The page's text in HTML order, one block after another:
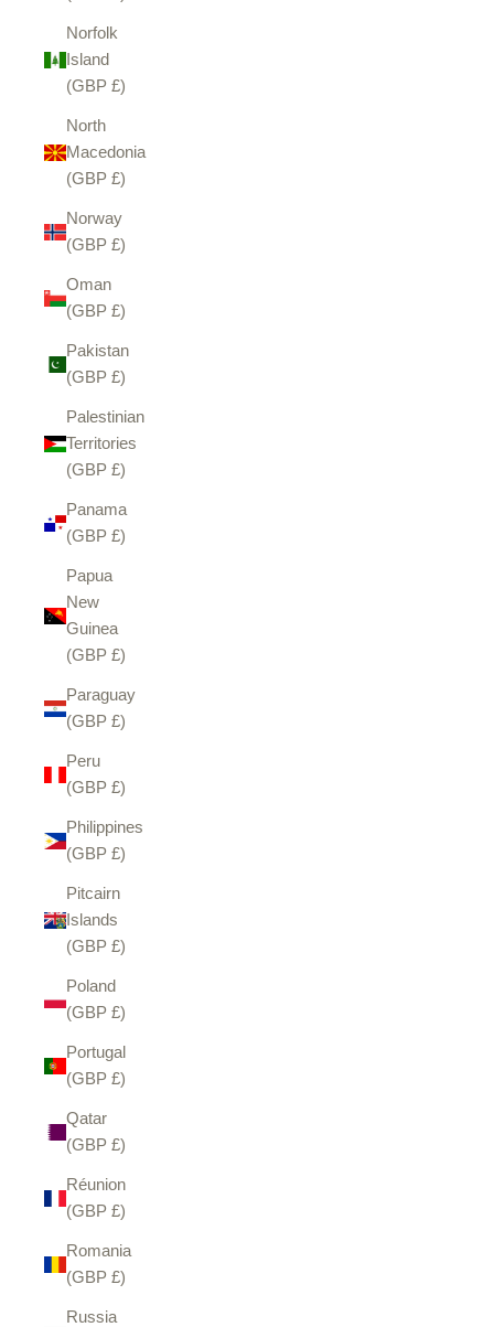
Norfolk
Island
(GBP £)
North
Macedonia
(GBP £)
Norway
(GBP £)
Oman
(GBP £)
Pakistan
(GBP £)
Palestinian
Territories
(GBP £)
Panama
(GBP £)
Papua
New
Guinea
(GBP £)
Paraguay
(GBP £)
Peru
(GBP £)
Philippines
(GBP £)
Pitcairn
Islands
(GBP £)
Poland
(GBP £)
Portugal
(GBP £)
Qatar
(GBP £)
Réunion
(GBP £)
Romania
(GBP £)
Russia